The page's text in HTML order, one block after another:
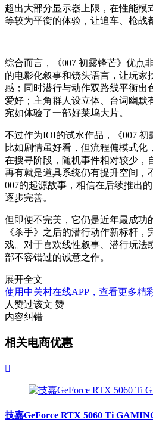
超出大部分显示器上限，在性能模
等较为平衡的体验，让追车、枪战
综合而言，《007 初露锋芒》优点
的电影化叙事和镜头语言，让玩家
感；同时潜行与动作双路线平衡出
爱好；主角群人设立体、台词幽默
宛如体验了一部好莱坞大片。
不过作为IOI的试水作品，《007 初
比如剧情虽好看，但流程偏模式化
在搜寻阶段，随机事件相对较少，
再有就是道具系统仍有提升空间，
007的起源故事，相信在后续推出
逐步完善。
但即便不完美，它仍是近年最成功
《杀手》之后的潜行动作新标杆
戏。对于喜欢线性叙事、潜行玩法
部不容错过的诚意之作。
展开全文
使用中关村在线APP，查看更多精
人赞过该文 赞
内容纠错
相关电商优惠

技嘉GeForce RTX 5060 Ti